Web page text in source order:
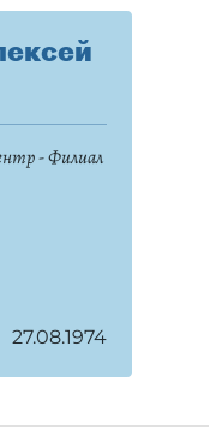
- Филиал
27.08.1974